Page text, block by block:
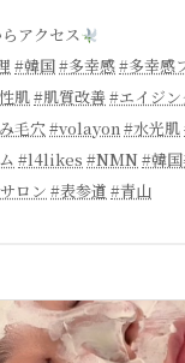
アクセス
#韓国#多幸感#多幸感
肌#肌質改善#エイジン
毛穴 #volayon#水光肌
#l4likes #NMN #韓
ロン #表参道 #青山